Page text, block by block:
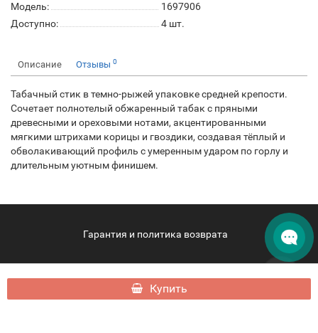
Модель:
1697906
Доступно:
4 шт.
Купить
Описание Отзывы 0
Табачный стик в темно-рыжей упаковке средней крепости.
Сочетает полнотелый обжаренный табак с пряными
древесными и ореховыми нотами, акцентированными
мягкими штрихами корицы и гвоздики, создавая тёплый и
обволакивающий профиль с умеренным ударом по горлу и
длительным уютным финишем.
Гарантия и политика возврата
hqdsamui.ru - HQD Samui © 2026